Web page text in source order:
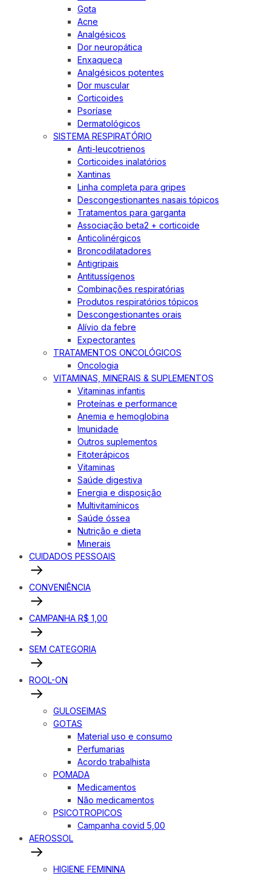
Gota
Acne
Analgésicos
Dor neuropática
Enxaqueca
Analgésicos potentes
Dor muscular
Corticoides
Psoríase
Dermatológicos
SISTEMA RESPIRATÓRIO
Anti-leucotrienos
Corticoides inalatórios
Xantinas
Linha completa para gripes
Descongestionantes nasais tópicos
Tratamentos para garganta
Associação beta2 + corticoide
Anticolinérgicos
Broncodilatadores
Antigripais
Antitussígenos
Combinações respiratórias
Produtos respiratórios tópicos
Descongestionantes orais
Alívio da febre
Expectorantes
TRATAMENTOS ONCOLÓGICOS
Oncologia
VITAMINAS, MINERAIS & SUPLEMENTOS
Vitaminas infantis
Proteínas e performance
Anemia e hemoglobina
Imunidade
Outros suplementos
Fitoterápicos
Vitaminas
Saúde digestiva
Energia e disposição
Multivitamínicos
Saúde óssea
Nutrição e dieta
Minerais
CUIDADOS PESSOAIS
CONVENIÊNCIA
CAMPANHA R$ 1,00
SEM CATEGORIA
ROOL-ON
GULOSEIMAS
GOTAS
Material uso e consumo
Perfumarias
Acordo trabalhista
POMADA
Medicamentos
Não medicamentos
PSICOTROPICOS
Campanha covid 5,00
AEROSSOL
HIGIENE FEMININA